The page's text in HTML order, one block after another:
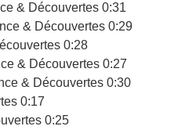
& Découvertes 0:31
& Découvertes 0:29
0:28
& Découvertes 0:27
& Découvertes 0:30
0:17
0:25